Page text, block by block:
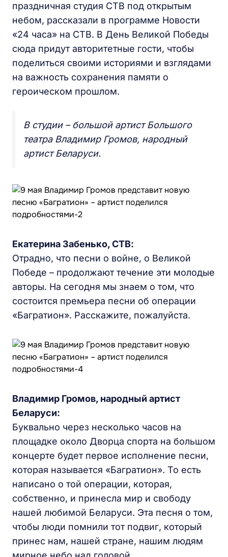
праздничная студия СТВ под открытым
небом, рассказали в программе Новости
«24 часа» на СТВ. В День Великой Победы
сюда придут авторитетные гости, чтобы
поделиться своими историями и взглядами
на важность сохранения памяти о
героическом прошлом.
В студии – большой артист Большого
театра Владимир Громов, народный
артист Беларуси.
Екатерина Забенько, СТВ:
Отрадно, что песни о войне, о Великой
Победе – продолжают течение эти молодые
авторы. На сегодня мы знаем о том, что
состоится премьера песни об операции
«Багратион». Расскажите, пожалуйста.
Владимир Громов, народный артист
Беларуси:
Буквально через несколько часов на
площадке около Дворца спорта на большом
концерте будет первое исполнение песни,
которая называется «Багратион». То есть
написано о той операции, которая,
собственно, и принесла мир и свободу
нашей любимой Беларуси. Эта песня о том,
чтобы люди помнили тот подвиг, который
принес нам, нашей стране, нашим людям